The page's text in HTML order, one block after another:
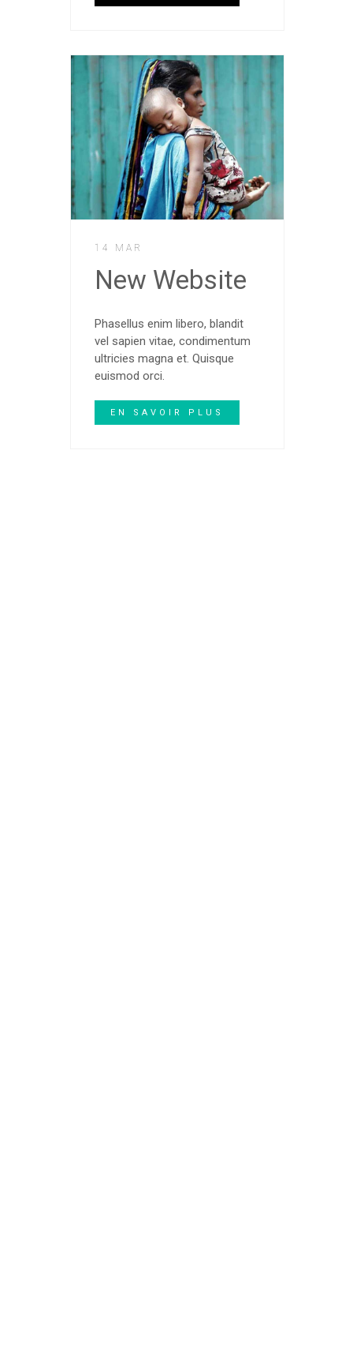
14 MAR
New Website
Phasellus enim libero, blandit
vel sapien vitae, condimentum
ultricies magna et. Quisque
euismod orci.
EN SAVOIR PLUS